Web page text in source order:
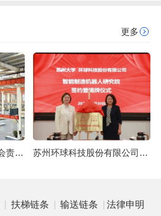
更多
环球传动2025年年度社会责任报告 苏州环球科技股份有限公司与苏州大学共建智能制造机器人研究院
| 扶梯链条 | 输送链条 | 法律申明